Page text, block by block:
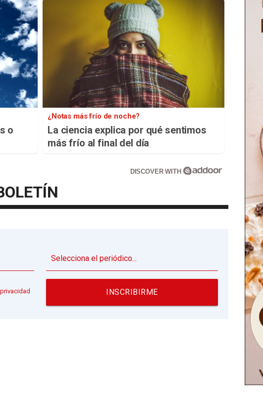
o
¿Notas más frío de noche?
La ciencia explica por qué sentimos
más frío al final del día
DISCOVER WITH
INSCRIBIRME